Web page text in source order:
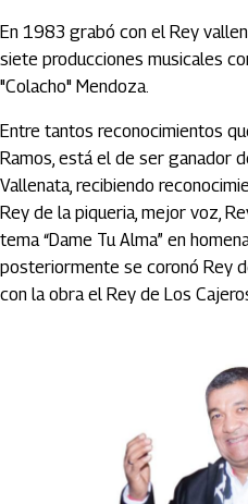
En 1983 grabó con el Rey
siete producciones musicales
"Colacho" Mendoza.
Entre tantos reconocimientos
Ramos, está el de ser ganador
Vallenata, recibiendo
Rey de la piqueria, mejor voz,
tema “Dame Tu Alma” en
posteriormente se coronó Rey
con la obra el Rey de Los